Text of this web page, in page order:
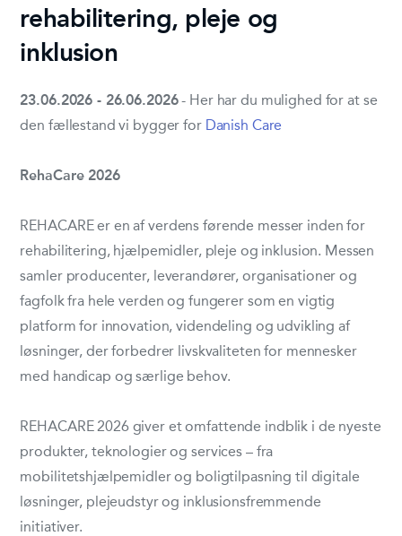
rehabilitering, pleje og
inklusion
23.06.2026 - 26.06.2026- Her har du mulighed for at se
den fællestand vi bygger for Danish Care
RehaCare 2026
REHACARE er en af verdens førende messer inden for
rehabilitering, hjælpemidler, pleje og inklusion. Messen
samler producenter, leverandører, organisationer og
fagfolk fra hele verden og fungerer som en vigtig
platform for innovation, videndeling og udvikling af
løsninger, der forbedrer livskvaliteten for mennesker
med handicap og særlige behov.
REHACARE 2026 giver et omfattende indblik i de nyeste
produkter, teknologier og services – fra
mobilitetshjælpemidler og boligtilpasning til digitale
løsninger, plejeudstyr og inklusionsfremmende
initiativer.